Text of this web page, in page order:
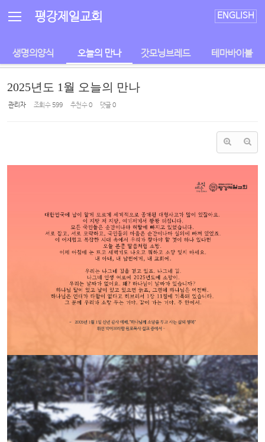
평강제일교회 ENGLISH
생명의양식 오늘의 만나 갓모닝브레드 테마바이블
2025년도 1월 오늘의 만나
관리자 조회 수 599 추천 수0 댓글0